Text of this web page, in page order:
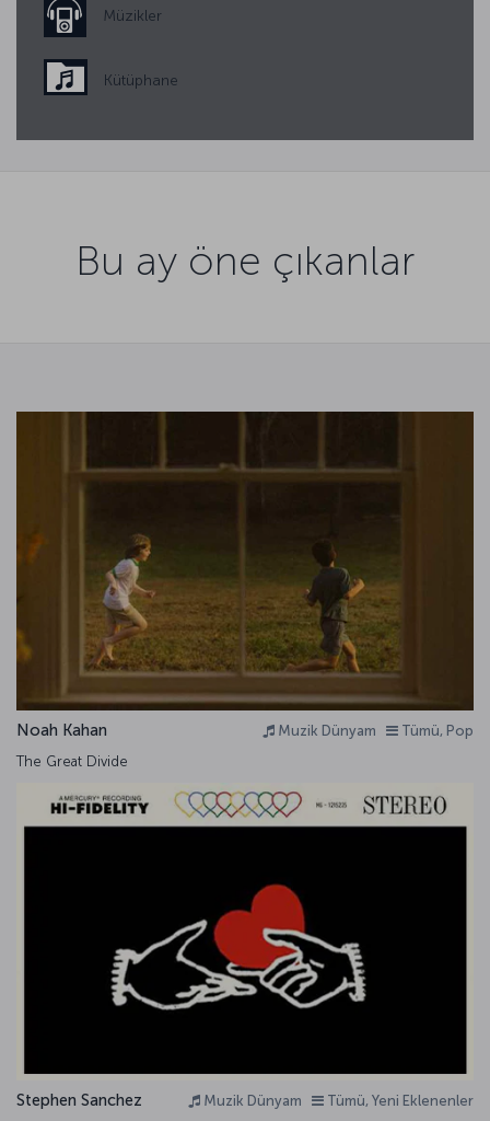
Müzikler
Kütüphane
Bu ay öne çıkanlar
Muzik Dünyam Tümü, Pop
Noah Kahan
The Great Divide
Muzik Dünyam Tümü, Yeni Eklenenler
Stephen Sanchez